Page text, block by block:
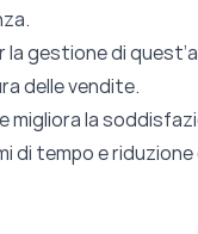
gestione di
delle vendite.
la
di tempo e